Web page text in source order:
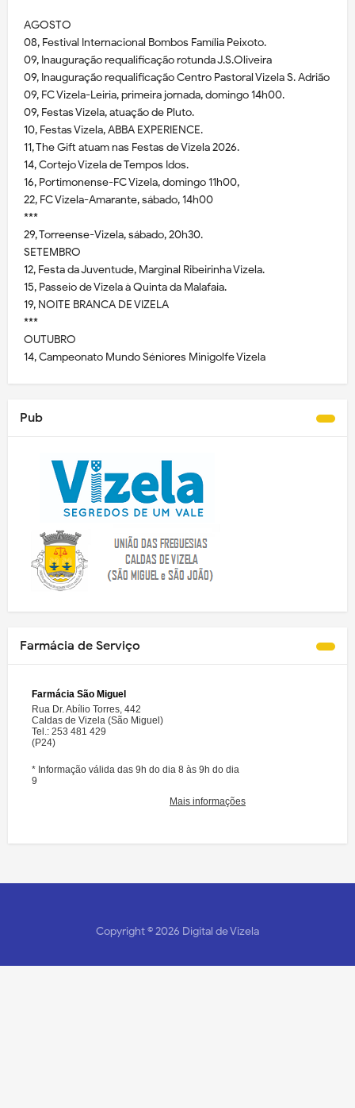
AGOSTO
08, Festival Internacional Bombos Família Peixoto.
09, Inauguração requalificação rotunda J.S.Oliveira
09, Inauguração requalificação Centro Pastoral Vizela S. Adrião
09, FC Vizela-Leiria, primeira jornada, domingo 14h00.
09, Festas Vizela, atuação de Pluto.
10, Festas Vizela, ABBA EXPERIENCE.
11, The Gift atuam nas Festas de Vizela 2026.
14, Cortejo Vizela de Tempos Idos.
16, Portimonense-FC Vizela, domingo 11h00,
22, FC Vizela-Amarante, sábado, 14h00
***
29, Torreense-Vizela, sábado, 20h30.
SETEMBRO
12, Festa da Juventude, Marginal Ribeirinha Vizela.
15, Passeio de Vizela à Quinta da Malafaia.
19, NOITE BRANCA DE VIZELA
***
OUTUBRO
14, Campeonato Mundo Séniores Minigolfe Vizela
Pub
Farmácia de Serviço
Copyright ©2026 Digital de Vizela